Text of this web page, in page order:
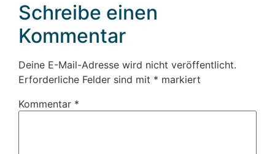
Schreibe einen
Kommentar
Deine E-Mail-Adresse wird nicht veröffentlicht.
Erforderliche Felder sind mit * markiert
Kommentar *